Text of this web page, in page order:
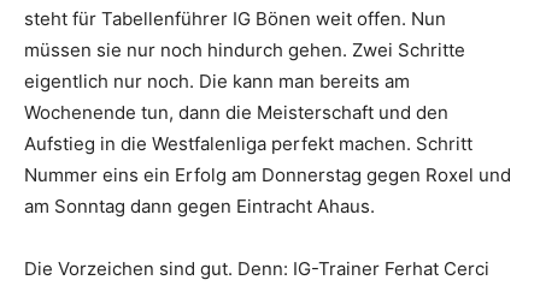
steht für Tabellenführer IG Bönen weit offen. Nun
müssen sie nur noch hindurch gehen. Zwei Schritte
eigentlich nur noch. Die kann man bereits am
Wochenende tun, dann die Meisterschaft und den
Aufstieg in die Westfalenliga perfekt machen. Schritt
Nummer eins ein Erfolg am Donnerstag gegen Roxel und
am Sonntag dann gegen Eintracht Ahaus.
Die Vorzeichen sind gut. Denn: IG-Trainer Ferhat Cerci